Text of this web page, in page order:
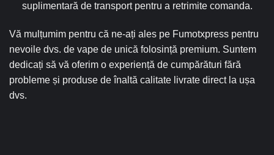
suplimentară de transport pentru a retrimite comanda.
Vă mulțumim pentru că ne-ați ales pe Fumotxpress pentru
nevoile dvs. de vape de unică folosință premium. Suntem
dedicați să vă oferim o experiență de cumpărături fără
probleme și produse de înaltă calitate livrate direct la ușa
dvs.